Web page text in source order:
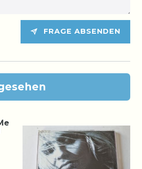
FRAGE ABSENDEN